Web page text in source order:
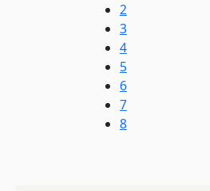
2
3
4
5
6
7
8